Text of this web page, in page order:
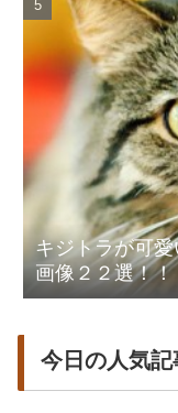
キジトラが可
画像２２選！！
今日の人気